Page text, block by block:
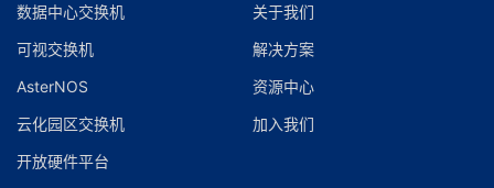
数据中心交换机
可视交换机
AsterNOS
云化园区交换机
开放硬件平台
关于我们
解决方案
资源中心
加入我们